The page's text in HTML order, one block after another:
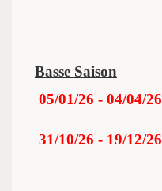
Basse Saison
05/01/26 - 04/04/26
31/10/26 - 19/12/26